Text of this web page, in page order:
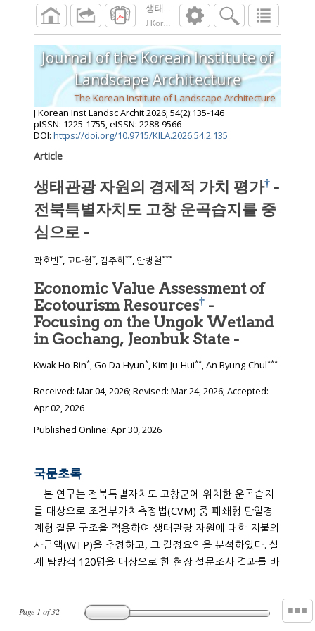
생태관광 자원의 경제적 가치 평가† - 전
J Korean Inst Landsc Archit 2026; 54
Page 1 of32
Journal of the Korean Institute of
Landscape Architecture
The Korean Institute of Landscape Architecture
J Korean Inst Landsc Archit2026; 54(2):135-146
pISSN: 1225-1755, eISSN: 2288-9566
DOI: https://doi.org/10.9715/KILA.2026.54.2.135
Article
생태관광 자원의 경제적 가치 평가† -
전북특별자치도 고창 운곡습지를 중
심으로 -
곽호빈*, 고다현*, 김주희**, 안병철***
Economic Value Assessment of
Ecotourism Resources† -
Focusing on the Ungok Wetland
in Gochang, Jeonbuk State -
Kwak Ho-Bin*, Go Da-Hyun*, Kim Ju-Hui**, An Byung-Chul***
Received: Mar 04, 2026; Revised: Mar 24, 2026; Accepted:
Apr 02, 2026
Published Online: Apr 30, 2026
국문초록
본 연구는 전북특별자치도 고창군에 위치한 운곡습지
를 대상으로 조건부가치측정법(CVM) 중 폐쇄형 단일경
계형 질문 구조을 적용하여 생태관광 자원에 대한 지불의
사금액(WTP)을 추정하고, 그 결정요인을 분석하였다. 실
제 탐방객 120명을 대상으로 한 현장 설문조사 결과를 바